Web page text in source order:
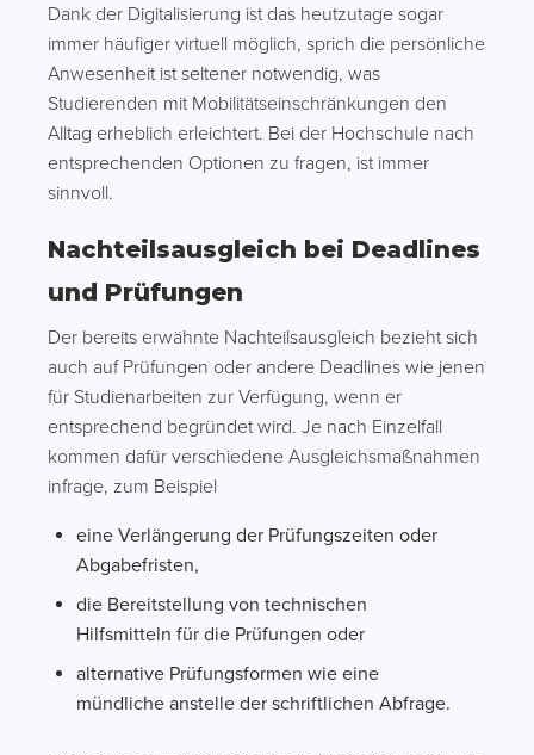
Dank der Digitalisierung ist das heutzutage sogar
immer häufiger virtuell möglich, sprich die persönliche
Anwesenheit ist seltener notwendig, was
Studierenden mit Mobilitätseinschränkungen den
Alltag erheblich erleichtert. Bei der Hochschule nach
entsprechenden Optionen zu fragen, ist immer
sinnvoll.
Nachteilsausgleich bei Deadlines
und Prüfungen
Der bereits erwähnte Nachteilsausgleich bezieht sich
auch auf Prüfungen oder andere Deadlines wie jenen
für Studienarbeiten zur Verfügung, wenn er
entsprechend begründet wird. Je nach Einzelfall
kommen dafür verschiedene Ausgleichsmaßnahmen
infrage, zum Beispiel
eine Verlängerung der Prüfungszeiten oder
Abgabefristen,
die Bereitstellung von technischen
Hilfsmitteln für die Prüfungen oder
alternative Prüfungsformen wie eine
mündliche anstelle der schriftlichen Abfrage.